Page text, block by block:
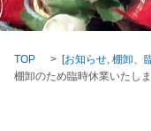
TOP [お知らせ ,棚卸 、
棚卸のため臨時休業いたしま